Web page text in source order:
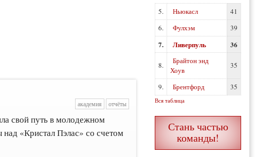
академия отчёты
свой путь в молодежном
«Кристал Пэлас» со счетом
5. Ньюкасл
41
6.
Фулхэм 39
7. Ливерпуль 36
8.
Брайтон энд
Хоув
35
9. Брентфорд 35
Вся таблица
Стань частью
команды!